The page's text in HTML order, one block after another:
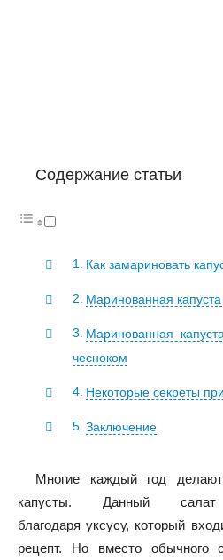
Содержание статьи
Как замариновать
Маринованная
Маринованная
чесноком
Некоторые секреты
Заключение
Многие каждый год
капусты. Данный
благодаря уксусу, который
рецепт. Но вместо обычного